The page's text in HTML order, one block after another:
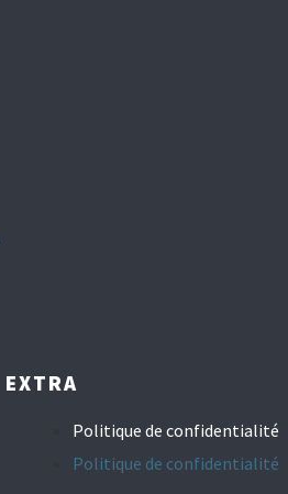
EXTRA
Politique de confidentialité
Politique de confidentialité